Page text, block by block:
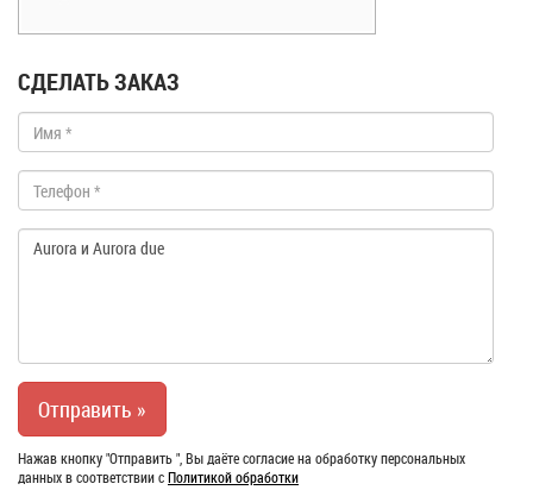
СДЕЛАТЬ ЗАКАЗ
Нажав кнопку "Отправить ", Вы даёте согласие на обработку персональных
данных в соответствии сПолитикой обработки